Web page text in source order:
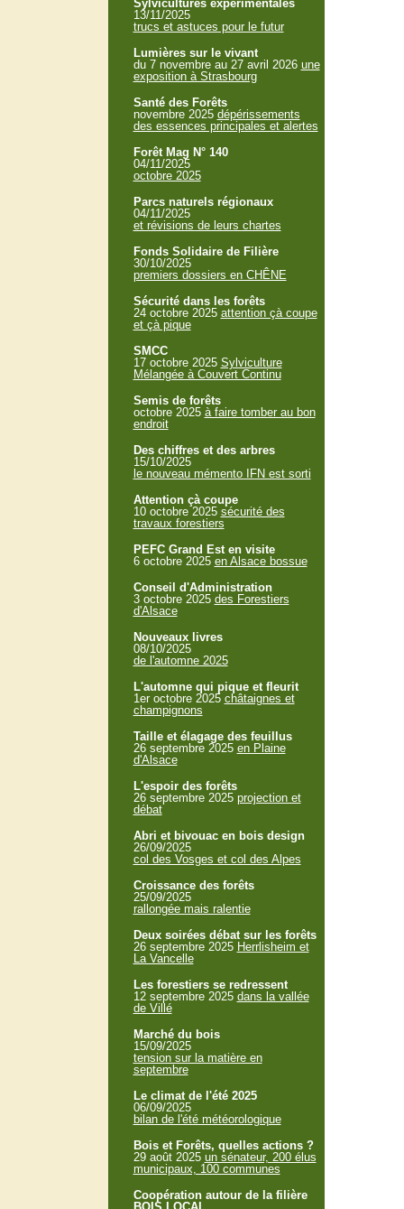
Sylvicultures expérimentales
13/11/2025
trucs et astuces pour le futur
Lumières sur le vivant
du 7 novembre au 27 avril 2026 une
exposition à Strasbourg
Santé des Forêts
novembre 2025 dépérissements
des essences principales et alertes
Forêt Mag N° 140
04/11/2025
octobre 2025
Parcs naturels régionaux
04/11/2025
et révisions de leurs chartes
Fonds Solidaire de Filière
30/10/2025
premiers dossiers en CHÊNE
Sécurité dans les forêts
24 octobre 2025 attention çà coupe
et çà pique
SMCC
17 octobre 2025 Sylviculture
Mélangée à Couvert Continu
Semis de forêts
octobre 2025 à faire tomber au bon
endroit
Des chiffres et des arbres
15/10/2025
le nouveau mémento IFN est sorti
Attention çà coupe
10 octobre 2025 sécurité des
travaux forestiers
PEFC Grand Est en visite
6 octobre 2025 en Alsace bossue
Conseil d'Administration
3 octobre 2025 des Forestiers
d'Alsace
Nouveaux livres
08/10/2025
de l'automne 2025
L'automne qui pique et fleurit
1er octobre 2025 châtaignes et
champignons
Taille et élagage des feuillus
26 septembre 2025 en Plaine
d'Alsace
L'espoir des forêts
26 septembre 2025 projection et
débat
Abri et bivouac en bois design
26/09/2025
col des Vosges et col des Alpes
Croissance des forêts
25/09/2025
rallongée mais ralentie
Deux soirées débat sur les forêts
26 septembre 2025 Herrlisheim et
La Vancelle
Les forestiers se redressent
12 septembre 2025 dans la vallée
de Villé
Marché du bois
15/09/2025
tension sur la matière en
septembre
Le climat de l'été 2025
06/09/2025
bilan de l'été météorologique
Bois et Forêts, quelles actions ?
29 août 2025 un sénateur, 200 élus
municipaux, 100 communes
Coopération autour de la filière